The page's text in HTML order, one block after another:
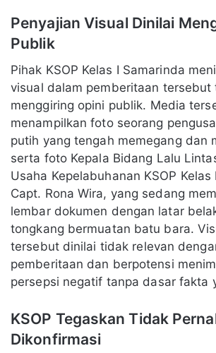
Penyajian Visual Dinilai
Publik
Pihak KSOP Kelas I Samarinda
visual dalam pemberitaan tersebut
menggiring opini publik. Media
menampilkan foto seorang
putih yang tengah memegang dan
serta foto Kepala Bidang Lalu
Usaha Kepelabuhanan KSOP Kelas
Capt. Rona Wira, yang sedang
lembar dokumen dengan latar
tongkang bermuatan batu bara.
tersebut dinilai tidak relevan
pemberitaan dan berpotensi
persepsi negatif tanpa dasar fakta
KSOP Tegaskan Tidak
Dikonfirmasi